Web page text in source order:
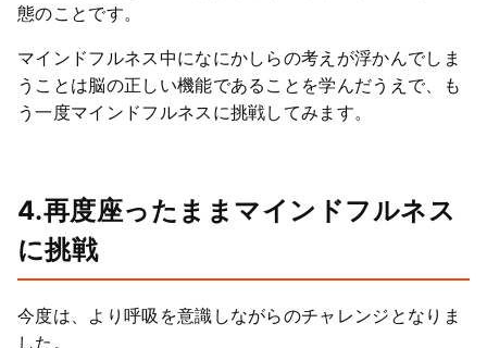
態のことです。
マインドフルネス中になにかしらの考えが浮かんでしま
うことは脳の正しい機能であることを学んだうえで、も
う一度マインドフルネスに挑戦してみます。
4.再度座ったままマインドフルネス
に挑戦
今度は、より呼吸を意識しながらのチャレンジとなりま
した。